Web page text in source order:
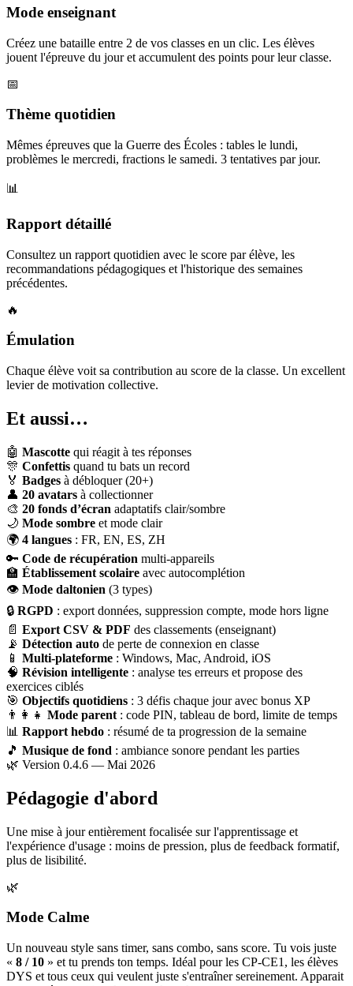
Mode enseignant
Créez une bataille entre 2 de vos classes en un clic. Les élèves
jouent l'épreuve du jour et accumulent des points pour leur classe.
📅
Thème quotidien
Mêmes épreuves que la Guerre des Écoles : tables le lundi,
problèmes le mercredi, fractions le samedi. 3 tentatives par jour.
📊
Rapport détaillé
Consultez un rapport quotidien avec le score par élève, les
recommandations pédagogiques et l'historique des semaines
précédentes.
🔥
Émulation
Chaque élève voit sa contribution au score de la classe. Un excellent
levier de motivation collective.
Et aussi…
🤖 Mascotte qui réagit à tes réponses
🎊 Confettis quand tu bats un record
🏅 Badges à débloquer (20+)
👤 20 avatars à collectionner
🎨 20 fonds d’écran adaptatifs clair/sombre
🌙 Mode sombre et mode clair
🌍 4 langues : FR, EN, ES, ZH
🔑 Code de récupération multi-appareils
🏫 Établissement scolaire avec autocomplétion
👁 Mode daltonien (3 types)
🔒 RGPD : export données, suppression compte, mode hors ligne
📄 Export CSV & PDF des classements (enseignant)
📡 Détection auto de perte de connexion en classe
📱 Multi-plateforme : Windows, Mac, Android, iOS
🧠 Révision intelligente : analyse tes erreurs et propose des
exercices ciblés
🎯 Objectifs quotidiens : 3 défis chaque jour avec bonus XP
👨‍👩‍👧 Mode parent : code PIN, tableau de bord, limite de temps
📊 Rapport hebdo : résumé de ta progression de la semaine
🎵 Musique de fond : ambiance sonore pendant les parties
🌿 Version 0.4.6 — Mai 2026
Pédagogie d'abord
Une mise à jour entièrement focalisée sur l'apprentissage et
l'expérience d'usage : moins de pression, plus de feedback formatif,
plus de lisibilité.
🌿
Mode Calme
Un nouveau style sans timer, sans combo, sans score. Tu vois juste
« 8 / 10 » et tu prends ton temps. Idéal pour les CP-CE1, les élèves
DYS et tous ceux qui veulent juste s'entraîner sereinement. Apparait